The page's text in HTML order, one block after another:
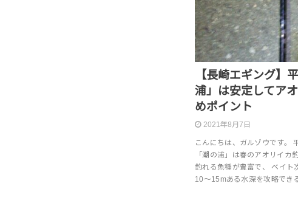
【長崎エギング】
浦」は安定してア
めポイント
2021年8月7日
こんにちは、ガルゾウです。
「潮の浦」は春のアオリイカ
釣れる魚種が豊富で、 ベイト
10〜15mある水深を攻略でき